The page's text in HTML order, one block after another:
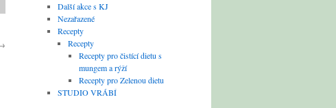
Další akce s KJ
Nezařazené
Recepty
Recepty
Recepty pro čistící dietu s
mungem a rýží
Recepty pro Zelenou dietu
STUDIO VRÁBÍ